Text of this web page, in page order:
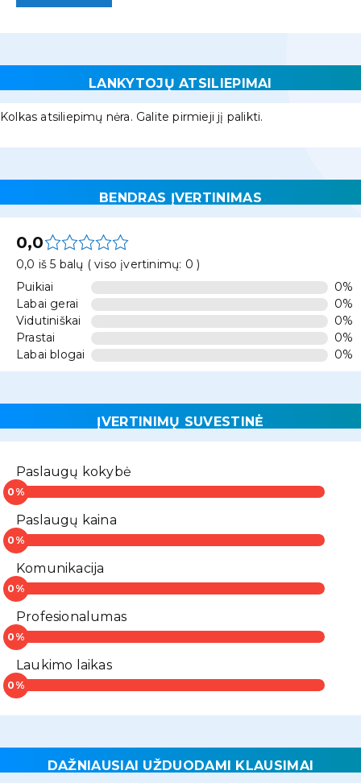
LANKYTOJŲ ATSILIEPIMAI
Kolkas atsiliepimų nėra. Galite pirmieji jį palikti.
BENDRAS ĮVERTINIMAS
0,0
0,0 iš 5 balų ( viso įvertinimų: 0 )
Puikiai
0%
Labai gerai
0%
Vidutiniškai
0%
Prastai
0%
Labai blogai
0%
ĮVERTINIMŲ SUVESTINĖ
Paslaugų kokybė
Paslaugų kaina
Komunikacija
Profesionalumas
Laukimo laikas
DAŽNIAUSIAI UŽDUODAMI KLAUSIMAI